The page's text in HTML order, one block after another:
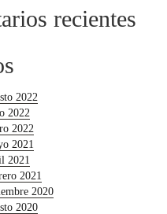
recientes
2022
2022
2022
2021
2021
2021
2020
2020